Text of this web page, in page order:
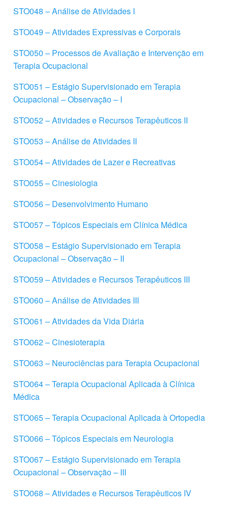
STO048 – Análise de Atividades I
STO049 – Atividades Expressivas e Corporais
STO050 – Processos de Avaliação e Intervenção em
Terapia Ocupacional
STO051 – Estágio Supervisionado em Terapia
Ocupacional – Observação – I
STO052 – Atividades e Recursos Terapêuticos II
STO053 – Análise de Atividades II
STO054 – Atividades de Lazer e Recreativas
STO055 – Cinesiologia
STO056 – Desenvolvimento Humano
STO057 – Tópicos Especiais em Clínica Médica
STO058 – Estágio Supervisionado em Terapia
Ocupacional – Observação – II
STO059 – Atividades e Recursos Terapêuticos III
STO060 – Análise de Atividades III
STO061 – Atividades da Vida Diária
STO062 – Cinesioterapia
STO063 – Neurociências para Terapia Ocupacional
STO064 – Terapia Ocupacional Aplicada à Clínica
Médica
STO065 – Terapia Ocupacional Aplicada à Ortopedia
STO066 – Tópicos Especiais em Neurologia
STO067 – Estágio Supervisionado em Terapia
Ocupacional – Observação – III
STO068 – Atividades e Recursos Terapêuticos IV